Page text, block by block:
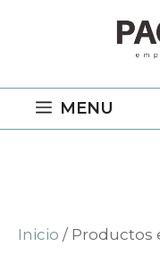
MENU
Inicio / Productos